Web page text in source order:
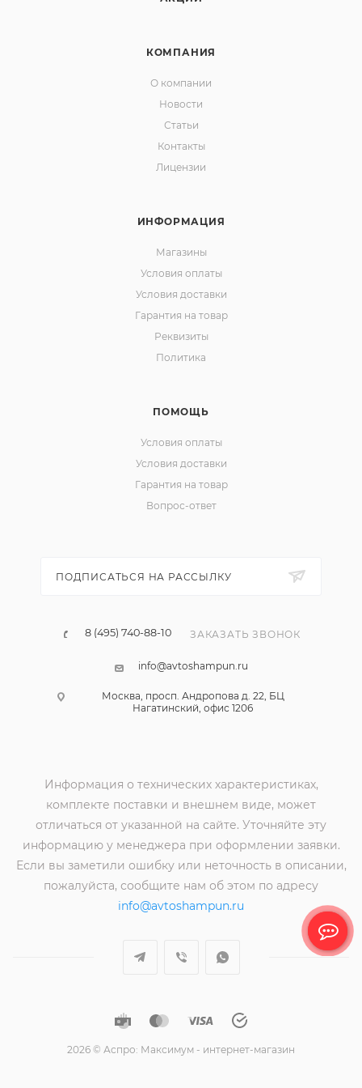
КОМПАНИЯ
О компании
Новости
Статьи
Контакты
Лицензии
ИНФОРМАЦИЯ
Магазины
Условия оплаты
Условия доставки
Гарантия на товар
Реквизиты
Политика
ПОМОЩЬ
Условия оплаты
Условия доставки
Гарантия на товар
Вопрос-ответ
ПОДПИСАТЬСЯ НА РАССЫЛКУ
8 (495) 740-88-10 ЗАКАЗАТЬ ЗВОНОК
info@avtoshampun.ru
Москва, просп. Андропова д. 22, БЦ
Нагатинский, офис 1206
Информация о технических характеристиках,
комплекте поставки и внешнем виде, может
отличаться от указанной на сайте. Уточняйте эту
информацию у менеджера при оформлении заявки.
Если вы заметили ошибку или неточность в описании,
пожалуйста, сообщите нам об этом по адресу
info@avtoshampun.ru
2026 © Аспро: Максимум - интернет-магазин